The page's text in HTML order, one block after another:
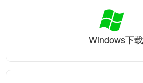
Windows下载